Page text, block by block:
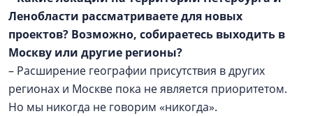
Ленобласти рассматриваете для новых
проектов? Возможно, собираетесь выходить в
Москву или другие регионы?
– Расширение географии присутствия в других
регионах и Москве пока не является приоритетом.
Но мы никогда не говорим «никогда».